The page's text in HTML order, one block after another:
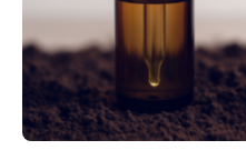
Mückenlarve aus dem